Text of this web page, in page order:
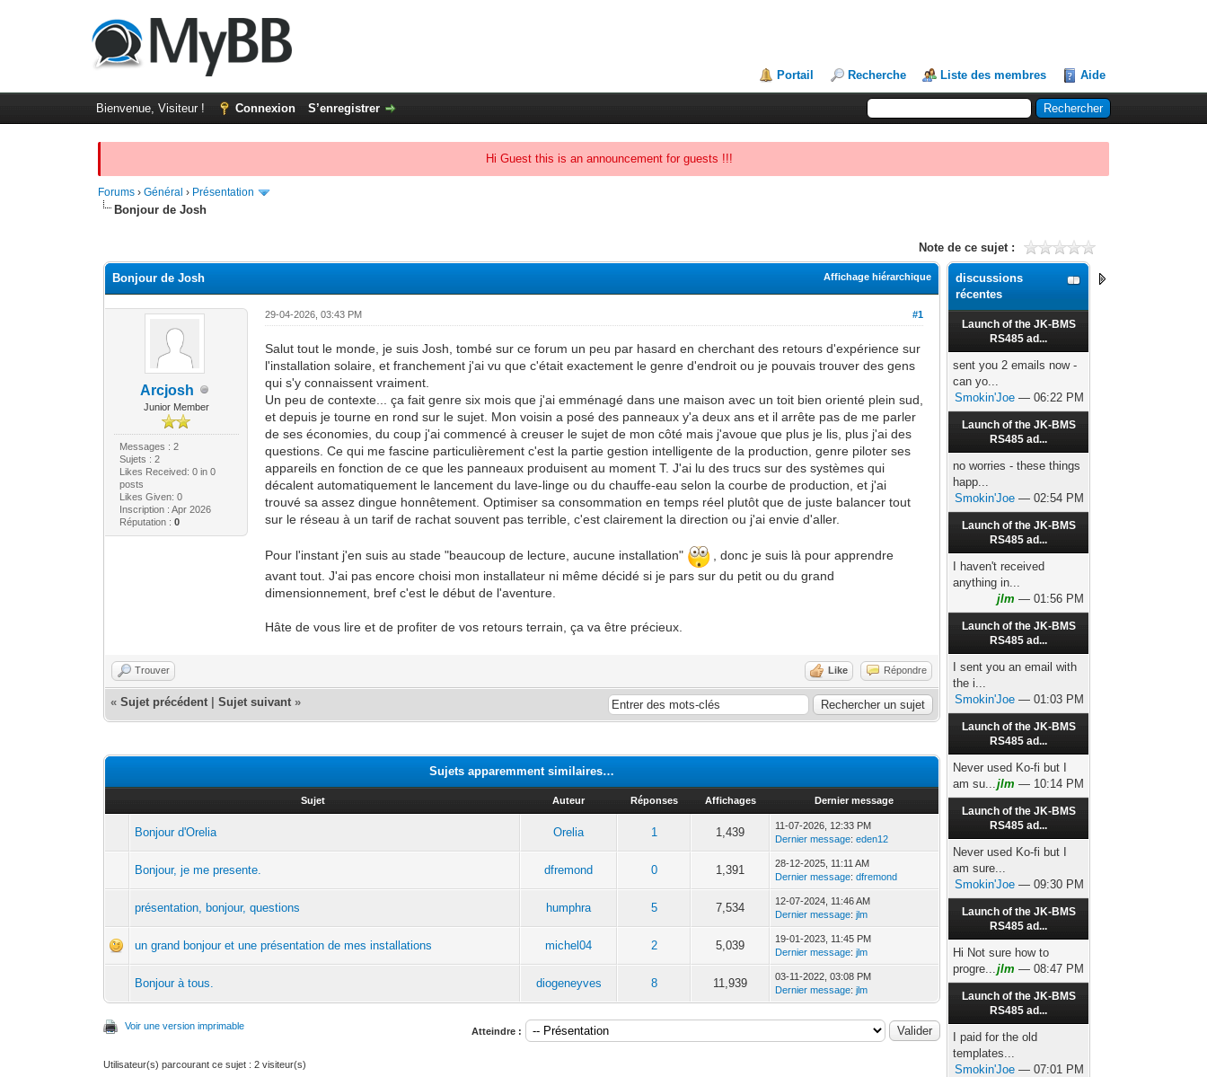
Portail Recherche Liste des membres Aide
Bienvenue, Visiteur ! Connexion S’enregistrer
Hi Guest this is an announcement for guests !!!
Forums ›Général › Présentation
Bonjour de Josh
Note de ce sujet :
Affichage hiérarchique
Bonjour de Josh
Arcjosh
Junior Member
Messages : 2
Sujets : 2
Likes Received: 0in 0
posts
Likes Given: 0
Inscription : Apr 2026
Réputation : 0
#1
29-04-2026, 03:43 PM
Salut tout le monde, je suis Josh, tombé sur ce forum un peu par hasard en cherchant des retours d'expérience sur
l'installation solaire, et franchement j'ai vu que c'était exactement le genre d'endroit ou je pouvais trouver des gens
qui s'y connaissent vraiment.
Un peu de contexte... ça fait genre six mois que j'ai emménagé dans une maison avec un toit bien orienté plein sud,
et depuis je tourne en rond sur le sujet. Mon voisin a posé des panneaux y'a deux ans et il arrête pas de me parler
de ses économies, du coup j'ai commencé à creuser le sujet de mon côté mais j'avoue que plus je lis, plus j'ai des
questions. Ce qui me fascine particulièrement c'est la partie gestion intelligente de la production, genre piloter ses
appareils en fonction de ce que les panneaux produisent au moment T. J'ai lu des trucs sur des systèmes qui
décalent automatiquement le lancement du lave-linge ou du chauffe-eau selon la courbe de production, et j'ai
trouvé sa assez dingue honnêtement. Optimiser sa consommation en temps réel plutôt que de juste balancer tout
sur le réseau à un tarif de rachat souvent pas terrible, c'est clairement la direction ou j'ai envie d'aller.
Pour l'instant j'en suis au stade "beaucoup de lecture, aucune installation"
, donc je suis là pour apprendre
avant tout. J'ai pas encore choisi mon installateur ni même décidé si je pars sur du petit ou du grand
dimensionnement, bref c'est le début de l'aventure.
Hâte de vous lire et de profiter de vos retours terrain, ça va être précieux.
Trouver Like Répondre
«Sujet précédent |Sujet suivant »
Sujets apparemment similaires…
Sujet Auteur Réponses Affichages Dernier message
Bonjour d'Orelia Orelia 1 1,439
11-07-2026, 12:33 PM
Dernier message:eden12
Bonjour, je me presente. dfremond 0 1,391
28-12-2025, 11:11 AM
Dernier message:dfremond
présentation, bonjour, questions humphra 5 7,534
12-07-2024, 11:46 AM
Dernier message:jlm
un grand bonjour et une présentation de mes installations michel04 2 5,039
19-01-2023, 11:45 PM
Dernier message:jlm
Bonjour à tous. diogeneyves 8 11,939
03-11-2022, 03:08 PM
Dernier message:jlm
Voir une version imprimable Atteindre :
Utilisateur(s) parcourant ce sujet : 2 visiteur(s)
discussions
récentes
Launch of the JK-BMS
RS485 ad...
sent you 2 emails now -
can yo...
Smokin'Joe — 06:22 PM
Launch of the JK-BMS
RS485 ad...
no worries - these things
happ...
Smokin'Joe — 02:54 PM
Launch of the JK-BMS
RS485 ad...
I haven't received
anything in...
jlm — 01:56 PM
Launch of the JK-BMS
RS485 ad...
I sent you an email with
the i...
Smokin'Joe — 01:03 PM
Launch of the JK-BMS
RS485 ad...
Never used Ko-fi but I
am su... jlm — 10:14 PM
Launch of the JK-BMS
RS485 ad...
Never used Ko-fi but I
am sure...
Smokin'Joe — 09:30 PM
Launch of the JK-BMS
RS485 ad...
Hi Not sure how to
progre... jlm — 08:47 PM
Launch of the JK-BMS
RS485 ad...
I paid for the old
templates...
Smokin'Joe — 07:01 PM